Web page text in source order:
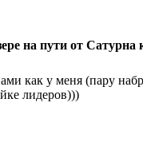
на пути от Сатурна
как у меня (пару
лидеров)))